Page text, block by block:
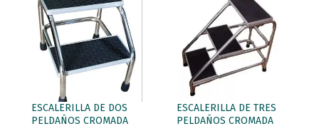
ESCALERILLA DE DOS
PELDAÑOS CROMADA
ESCALERILLA DE TRES
PELDAÑOS CROMADA